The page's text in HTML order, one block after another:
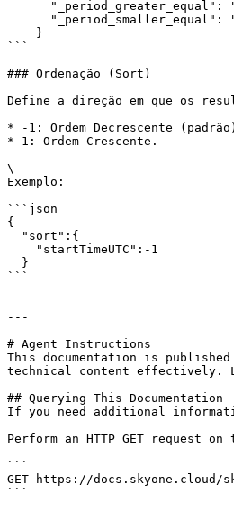
```
### Ordenação (Sort)
Define a direção em que os
* -1: Ordem Decrescente
* 1: Ordem Crescente.
\
Exemplo:
```json
{
```
---
# Agent Instructions
This documentation is
technical content effectively.
## Querying This Documentation
If you need additional
Perform an HTTP GET request
```
GET https://docs.skyone.cloud/
```